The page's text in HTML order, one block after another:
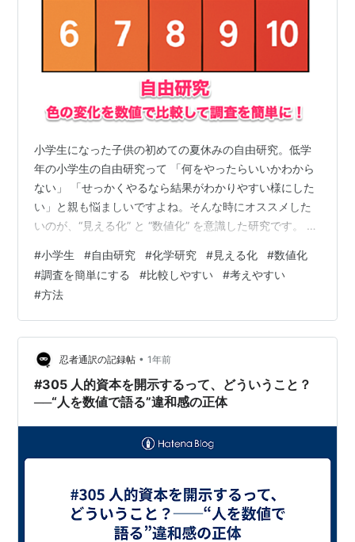
小学生になった子供の初めての夏休みの自由研究。低学
年の小学生の自由研究って 「何をやったらいいかわから
ない」 「せっかくやるなら結果がわかりやすい様にした
い」と親も悩ましいですよね。そんな時にオススメした
いのが、“見える化” と “数値化” を意識した研究です。 単
見える形で記録したり、数字で比べたりすることで、子
供も「おお！」「なるほど！」と考えやすくなったり納
得しやすくなり、まとめやすい自由研究になります。今
回はなるべく安く(ほぼ無料)で出来る数値化や見える化の
例を紹介したいと思います。
#小学生 #自由研究 #化学研究 #見える化 #数値化
#調査を簡単にする #比較しやすい #考えやすい
#方法
忍者通訳の記録帖 • 1年前
#305 人的資本を開示するって、どういうこと？
──“人を数値で語る”違和感の正体